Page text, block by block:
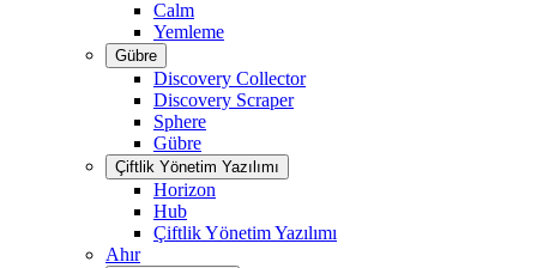
Calm
Yemleme
Gübre
Discovery Collector
Discovery Scraper
Sphere
Gübre
Çiftlik Yönetim Yazılımı
Horizon
Hub
Çiftlik Yönetim Yazılımı
Ahır